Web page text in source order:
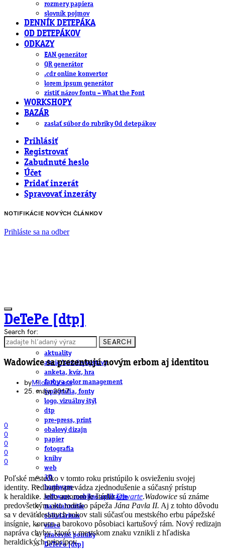
rozmery papiera
slovník pojmov
DENNÍK DETEPÁKA
OD DETEPÁKOV
ODKAZY
EAN generátor
QR generátor
.cdr online konvertor
lorem ipsum generátor
zistiť názov fontu – What the Font
WORKSHOPY
BAZÁR
zaslať súbor do rubriky Od detepákov
Prihlásiť
Registrovať
Zabudnuté heslo
Účet
Pridať inzerát
Spravovať inzeráty
NOTIFIKÁCIE NOVÝCH ČLÁNKOV
Prihláste sa na odber
DeTePe [dtp]
ČLÁNKY
aktuality
akcie/súťaže/výstavy
anketa, kvíz, hra
farby a color management
typografia, fonty
logo, vizuálny štýl
dtp
pre-press, print
obalový dizajn
papier
fotografia
knihy
web
3D
hardware
software, mobilné aplikácie
na stiahnutie
obludárium
video
pracovné ponuky
DeTePe [dtp]
Search for:
SEARCH
Wadowice sa prezentujú novým erbom aj identitou
byMiloš Kučera
25. mája 2017
0
0
0
0
0
Poľské mestečko v tomto roku pristúpilo k osvieženiu svojej
identity. Redizajn sprevádza zjednodušenie a súčasný prístup
k heraldike. Jeho autorom je štúdioOtwarte.Wadowice sú známe
predovšetkým ako rodisko pápeža Jána Pavla II. Aj z tohto dôvodu
sa v deväťdesiatych rokov stali súčasťou mestského erbu pápežské
insígnie, koruna a barokovo pôsobiaci kartušový rám. Nový redizajn
napráva chyby, ktoré v mestskom znaku vznikli z hľadiska
heraldických princípov.